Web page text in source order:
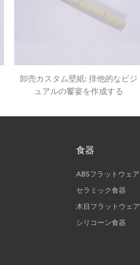
卸売カスタム壁紙: 排他的なビジ
ュアルの饗宴を作成する
食器
ABSフラットウェア
セラミック食器
木目フラットウェア
シリコーン食器